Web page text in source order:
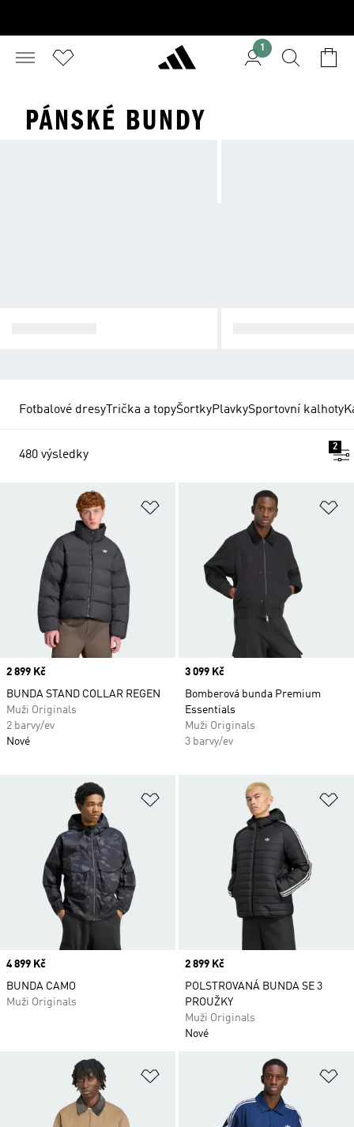
1
PÁNSKÉ BUNDY
Fotbalové dresyTrička a topyŠortkyPlavkySportovní kalhoty
480 výsledky
2
Přidat do seznamu přání
Price
2 899 Kč
BUNDA STAND COLLAR REGEN
Muži Originals
2 barvy/ev
Nové
Price
3 099 Kč
Bomberová bunda Premium
Essentials
Muži Originals
3 barvy/ev
Přidat do seznamu přání
Price
4 899 Kč
BUNDA CAMO
Muži Originals
Price
2 899 Kč
POLSTROVANÁ BUNDA SE 3
PROUŽKY
Muži Originals
Nové
Přidat do seznamu přání